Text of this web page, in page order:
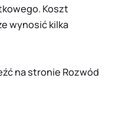
Koszt
wynosić kilka
na stronie Rozwód